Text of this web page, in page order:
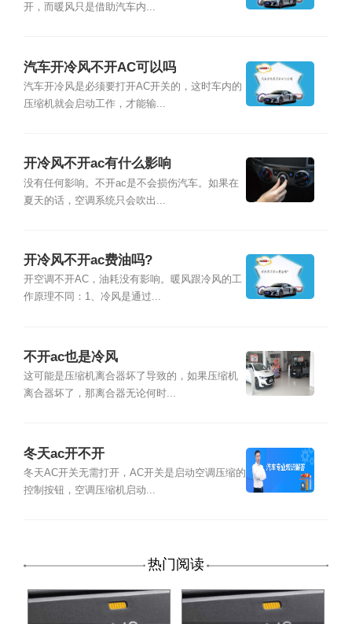
开，而暖风只是借助汽车内...
汽车开冷风不开AC可以吗
汽车开冷风是必须要打开AC开关的，这时车内的
压缩机就会启动工作，才能输...
开冷风不开ac有什么影响
没有任何影响。不开ac是不会损伤汽车。如果在
夏天的话，空调系统只会吹出...
开冷风不开ac费油吗?
开空调不开AC，油耗没有影响。暖风跟冷风的工
作原理不同：1、冷风是通过...
不开ac也是冷风
这可能是压缩机离合器坏了导致的，如果压缩机
离合器坏了，那离合器无论何时...
冬天ac开不开
冬天AC开关无需打开，AC开关是启动空调压缩的
控制按钮，空调压缩机启动...
热门阅读